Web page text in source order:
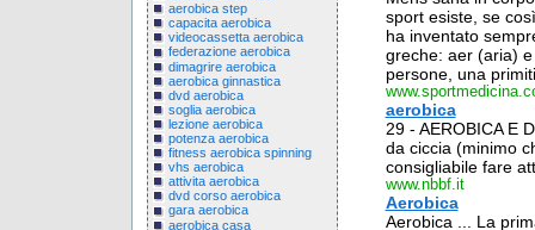
aerobica step
capacita aerobica
videocassetta aerobica
federazione aerobica
dimagrire aerobica
aerobica ginnastica
dvd aerobica
soglia aerobica
lezione aerobica
potenza aerobica
fitness aerobica spinning
vhs aerobica
attivita aerobica
dvd corso aerobica
gara aerobica
aerobica casa
sport esiste, se
ha inventato
greche: aer (aria)
persone, una
aerobica
29 - AEROBICA E
da ciccia (minimo
consigliabile fare
www.nbbf.it
Aerobica
Aerobica ... La